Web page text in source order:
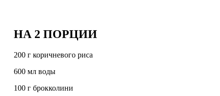
НА 2 ПОРЦИИ
200 г коричневого риса
600 мл воды
100 г брокколини